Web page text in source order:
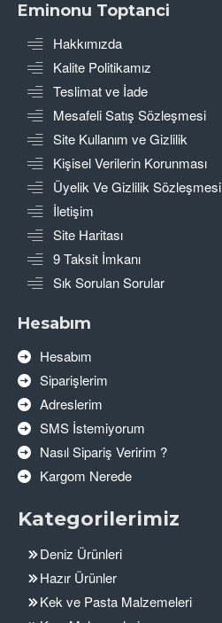
Eminonu Toptanci
Hakkımızda
Kalite Politikamız
Teslimat ve İade
Mesafeli Satış Sözleşmesi
Site Kullanım ve Gizlilik
Kişisel Verilerin Korunması
Üyelik Ve Gizlilik Sözleşmesi
İletişim
Site Haritası
9 Taksit İmkanı
Sık Sorulan Sorular
Hesabım
Hesabım
Siparişlerim
Adreslerim
SMS İstemiyorum
Nasıl Sipariş Veririm ?
Kargom Nerede
Kategorilerimiz
Deniz Ürünleri
Hazır Ürünler
Kek ve Pasta Malzemeleri